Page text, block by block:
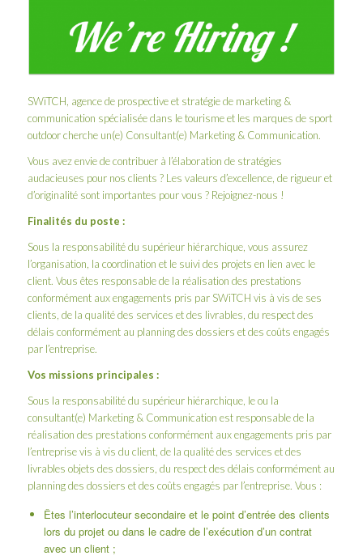
SWiTCH , agence de prospective et stratégie de marketing &
communication spécialisée dans le tourisme et les marques de sport
outdoor cherche un(e) Consultant(e) Marketing & Communication.
Vous avez envie de contribuer à l’élaboration de stratégies
audacieuses pour nos clients ? Les valeurs d’excellence, de rigueur et
d’originalité sont importantes pour vous ? Rejoignez-nous !
Finalités du poste :
Sous la responsabilité du supérieur hiérarchique, vous assurez
l’organisation, la coordination et le suivi des projets en lien avec le
client. Vous êtes responsable de la réalisation des prestations
conformément aux engagements pris par SWiTCH vis à vis de ses
clients, de la qualité des services et des livrables, du respect des
délais conformément au planning des dossiers et des coûts engagés
par l’entreprise.
Vos missions principales :
Sous la responsabilité du supérieur hiérarchique, le ou la
consultant(e) Marketing & Communication est responsable de la
réalisation des prestations conformément aux engagements pris par
l’entreprise vis à vis du client, de la qualité des services et des
livrables objets des dossiers, du respect des délais conformément au
planning des dossiers et des coûts engagés par l’entreprise. Vous :
Êtes l’interlocuteur secondaire et le point d’entrée des clients
lors du projet ou dans le cadre de l’exécution d’un contrat
avec un client ;